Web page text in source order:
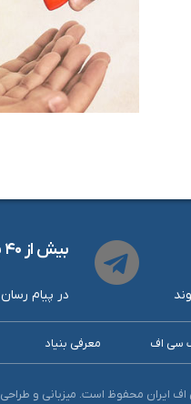
بیش از ۴۰ پرسش
در پیام
سی اف معرفی بنیاد
ایران محفوظ است. میزبانی و